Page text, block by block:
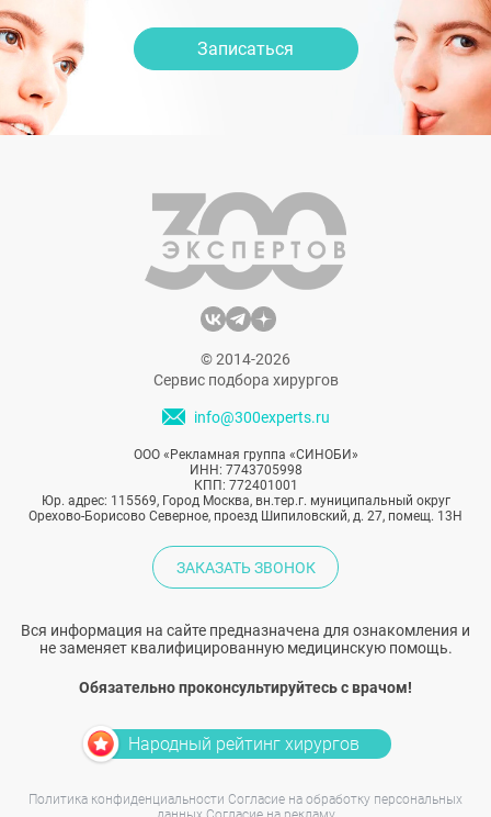
Записаться
© 2014-2026
Сервис подбора хирургов
info@300experts.ru
ООО «Рекламная группа «СИНОБИ»
ИНН: 7743705998
КПП: 772401001
Юр. адрес: 115569, Город Москва, вн.тер.г. муниципальный округ
Орехово-Борисово Северное, проезд Шипиловский, д. 27, помещ. 13Н
ЗАКАЗАТЬ ЗВОНОК
Вся информация на сайте предназначена для ознакомления и
не заменяет квалифицированную медицинскую помощь.
Обязательно проконсультируйтесь с врачом!
Народный рейтинг хирургов
Политика конфиденциальности Согласие на обработку персональных